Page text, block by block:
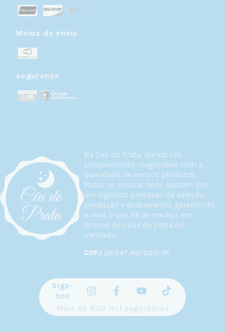
Na Céu de Prata, temos um
compromisso inegociável com a
qualidade de nossos produtos.
Todos os nossos itens passam por
um rigoroso processo de seleção,
produção e acabamento, garantindo
a você o que há de melhor em
termos de joias de prata no
mercado.
CNPJ 26.247.418/0001-91
Meios de envio
segurança
Siga-
nos
Mais de 800 mil seguidores